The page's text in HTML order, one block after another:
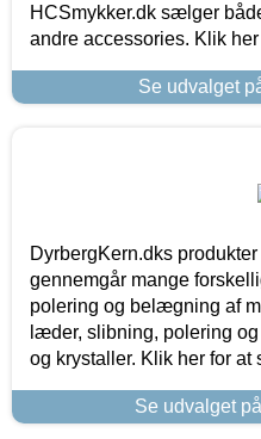
HCSmykker.dk sælger
andre accessories. Klik
Se udvalget
DyrbergKern.dks
gennemgår mange
polering og belægning af
læder, slibning, polering
og krystaller. Klik her for at
Se udvalget